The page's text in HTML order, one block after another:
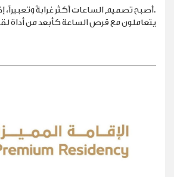
.أصبح تصميم الساعات أكثر غرابةً
يتعاملون مع قرص الساعة كأبعد من أداة